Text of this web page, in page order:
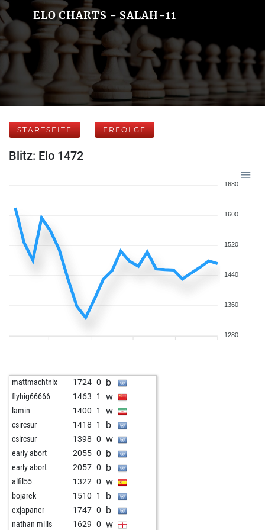
ELO CHARTS - SALAH-11
STARTSEITE ERFOLGE
Blitz: Elo 1472
1680
1600
1520
1440
1360
1280
mattmachtnix 1724 0 b
flyhig66666 1463 1 w
lamin 1400 1 w
csircsur 1418 1 b
csircsur 1398 0 w
early abort 2055 0 b
early abort 2057 0 b
alfil55 1322 0 w
bojarek 1510 1 b
exjapaner 1747 0 b
nathan mills 1629 0 w